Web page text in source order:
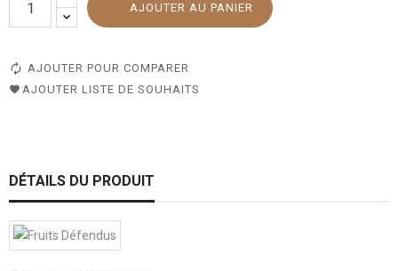
AJOUTER AU PANIER
AJOUTER POUR COMPARER
AJOUTER LISTE DE SOUHAITS
DÉTAILS DU PRODUIT